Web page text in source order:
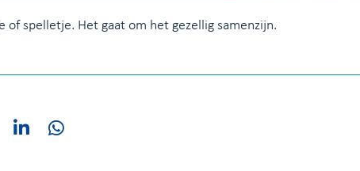
of spelletje. Het gaat om het gezellig samenzijn.